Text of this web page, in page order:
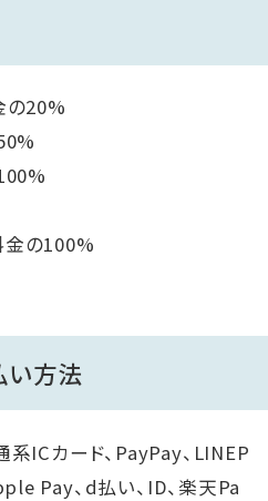
の20%
金の100%
い方法
系ICカード、PayPay、LINEP
Pay、d払い、ID、楽天Pa